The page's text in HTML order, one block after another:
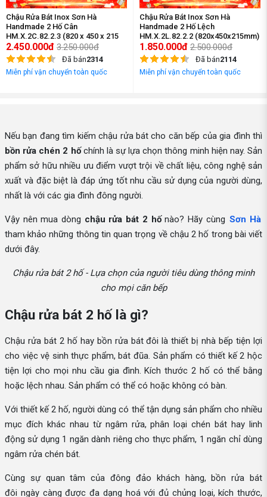
Chậu Rửa Bát Inox Sơn Hà
Handmade 2 Hố Cân
HM.X.2C.82.2.3 (820 x 450 x 215
mm)
2.450.000đ 3.250.000đ
Đã bán2314
Miễn phí vận chuyển toàn quốc
Chậu Rửa Bát Inox Sơn Hà
Handmade 2 Hố Lệch
HM.X.2L.82.2.2 (820x450x215mm)
1.850.000đ 2.500.000đ
Đã bán2114
Miễn phí vận chuyển toàn quốc
Nếu bạn đang tìm kiếm chậu rửa bát cho căn bếp của gia đình thì
bồn rửa chén 2 hốchính là sự lựa chọn thông minh hiện nay. Sản
phẩm sở hữu nhiều ưu điểm vượt trội về chất liệu, công nghệ sản
xuất và đặc biệt là đáp ứng tốt nhu cầu sử dụng của người dùng,
nhất là với các gia đình đông người.
Vậy nên mua dòng chậu rửa bát 2 hốnào? Hãy cùng Sơn Hà
tham khảo những thông tin quan trọng về chậu 2 hố trong bài viết
dưới đây.
Chậu rửa bát 2 hố - Lựa chọn của người tiêu dùng thông minh
cho mọi căn bếp
Chậu rửa bát 2 hố là gì?
Chậu rửa bát 2 hố hay bồn rửa bát đôi là thiết bị nhà bếp tiện lợi
cho việc vệ sinh thực phẩm, bát đũa. Sản phẩm có thiết kế 2 hộc
tiện lợi cho mọi nhu cầu gia đình. Kích thước 2 hố có thể bằng
hoặc lệch nhau. Sản phẩm có thể có hoặc không có bàn.
Với thiết kế 2 hố, người dùng có thể tận dụng sản phẩm cho nhiều
mục đích khác nhau từ ngâm rửa, phân loại chén bát hay linh
động sử dụng 1 ngăn dành riêng cho thực phẩm, 1 ngăn chỉ dùng
ngâm rửa chén bát.
Cùng sự quan tâm của đông đảo khách hàng, bồn rửa bát
đôi ngày càng được đa dạng hoá với đủ chủng loại, kích thước,